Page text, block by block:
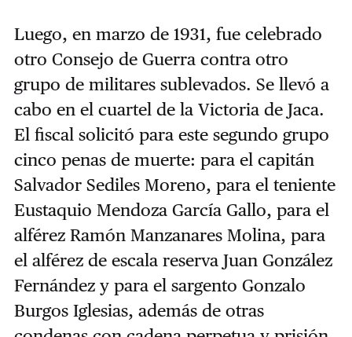
Luego, en marzo de 1931, fue celebrado
otro Consejo de Guerra contra otro
grupo de militares sublevados. Se llevó a
cabo en el cuartel de la Victoria de Jaca.
El fiscal solicitó para este segundo grupo
cinco penas de muerte: para el capitán
Salvador Sediles Moreno, para el teniente
Eustaquio Mendoza García Gallo, para el
alférez Ramón Manzanares Molina, para
el alférez de escala reserva Juan González
Fernández y para el sargento Gonzalo
Burgos Iglesias, además de otras